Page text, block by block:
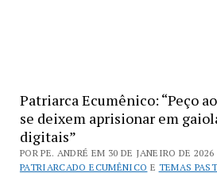
Patriarca Ecumênico: “Peço
se deixem aprisionar em
digitais”
POR PE. ANDRÉ EM 30 DE JANEIRO DE
PATRIARCADO ECUMÊNICO E TEMAS